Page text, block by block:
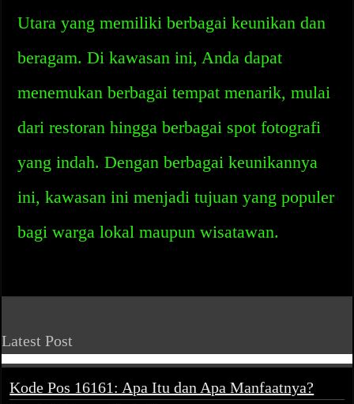
Utara yang memiliki berbagai keunikan dan
beragam. Di kawasan ini, Anda dapat
menemukan berbagai tempat menarik, mulai
dari restoran hingga berbagai spot fotografi
yang indah. Dengan berbagai keunikannya
ini, kawasan ini menjadi tujuan yang populer
bagi warga lokal maupun wisatawan.
Latest Post
Kode Pos 16161: Apa Itu dan Apa Manfaatnya?